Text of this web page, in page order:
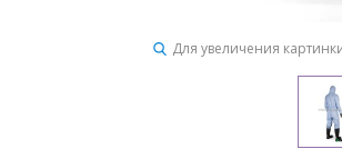
Для увеличения